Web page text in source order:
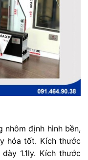
nhôm định hình bền,
hóa tốt. Kích thước
1.1ly. Kích thước